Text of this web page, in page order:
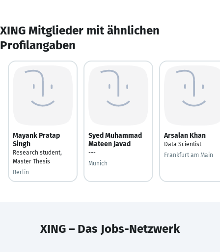
XING Mitglieder mit ähnlichen
Profilangaben
Mayank Pratap
Singh
Research student,
Master Thesis
Berlin
Syed Muhammad
Mateen Javad
---
Munich
Arsalan Khan
Data Scientist
Frankfurt am Main
XING – Das Jobs-Netzwerk